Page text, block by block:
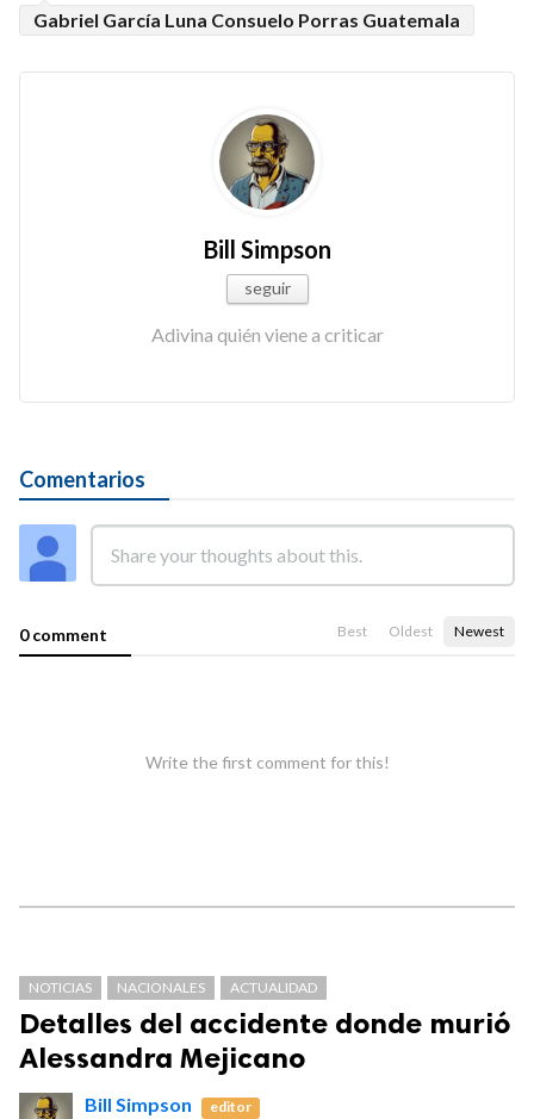
Gabriel García Luna Consuelo Porras Guatemala
Bill Simpson
seguir
Adivina quién viene a criticar
Comentarios
0 comment Best Oldest Newest
Write the first comment for this!
NOTICIAS NACIONALES ACTUALIDAD
Detalles del accidente donde murió
Alessandra Mejicano
Bill Simpson editor